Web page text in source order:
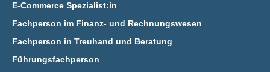
E‑Commerce Spezialist:in
Fachperson im Finanz- und Rechnungswesen
Fachperson in Treuhand und Beratung
Führungsfachperson